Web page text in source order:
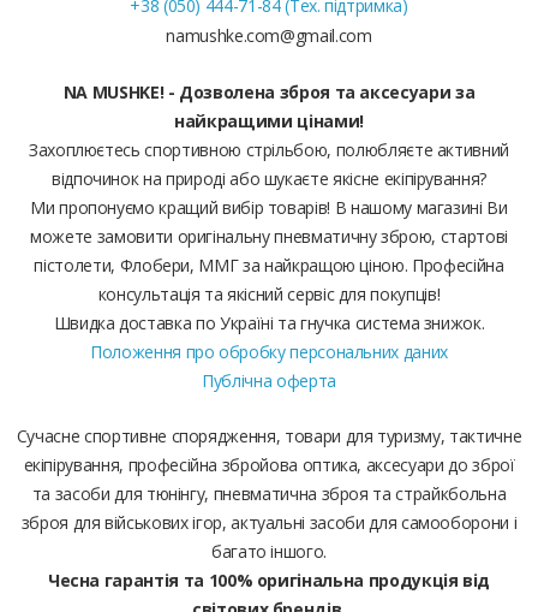
+38 (050) 444-71-84 (Тех. підтримка)
namushke.com@gmail.com
NA MUSHKE! - Дозволена зброя та аксесуари за
найкращими цінами!
Захоплюєтесь спортивною стрільбою, полюбляєте активний
відпочинок на природі або шукаєте якісне екіпірування?
Ми пропонуємо кращий вибір товарів! В нашому магазині Ви
можете замовити оригінальну пневматичну зброю, стартові
пістолети, Флобери, ММГ за найкращою ціною. Професійна
консультація та якісний сервіс для покупців!
Швидка доставка по Україні та гнучка система знижок.
Положення про обробку персональних даних
Публічна оферта
Сучасне спортивне спорядження, товари для туризму, тактичне
екіпірування, професійна збройова оптика, аксесуари до зброї
та засоби для тюнінгу, пневматична зброя та страйкбольна
зброя для військових ігор, актуальні засоби для самооборони і
багато іншого.
Чесна гарантія та 100% оригінальна продукція від